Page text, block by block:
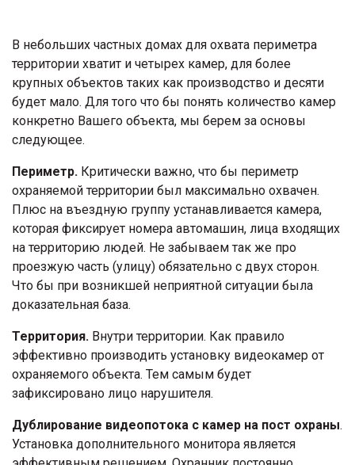
В небольших частных домах для охвата периметра
территории хватит и четырех камер, для более
крупных объектов таких как производство и десяти
будет мало. Для того что бы понять количество камер
конкретно Вашего объекта, мы берем за основы
следующее.
Периметр. Критически важно, что бы периметр
охраняемой территории был максимально охвачен.
Плюс на въездную группу устанавливается камера,
которая фиксирует номера автомашин, лица входящих
на территорию людей. Не забываем так же про
проезжую часть (улицу) обязательно с двух сторон.
Что бы при возникшей неприятной ситуации была
доказательная база.
Территория. Внутри территории. Как правило
эффективно производить установку видеокамер от
охраняемого объекта. Тем самым будет
зафиксировано лицо нарушителя.
Дублирование видеопотока с камер на пост охраны.
Установка дополнительного монитора является